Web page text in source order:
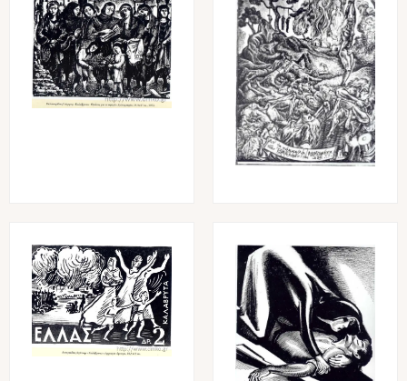
Image Image